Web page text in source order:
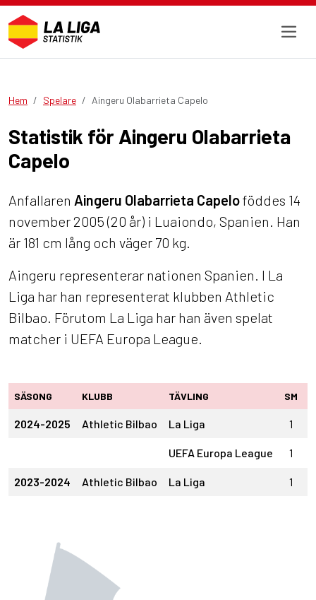
Hem Spelare Aingeru Olabarrieta Capelo
Statistik för Aingeru Olabarrieta
Capelo
Anfallaren Aingeru Olabarrieta Capeloföddes 14
november 2005 (20 år) i Luaiondo, Spanien. Han
är 181 cm lång och väger 70 kg.
Aingeru representerar nationen Spanien. I La
Liga har han representerat klubben Athletic
Bilbao. Förutom La Liga har han även spelat
matcher i UEFA Europa League.
SÄSONG KLUBB TÄVLING SM
2024-2025 Athletic Bilbao La Liga 1
UEFA Europa League 1
2023-2024 Athletic Bilbao La Liga 1